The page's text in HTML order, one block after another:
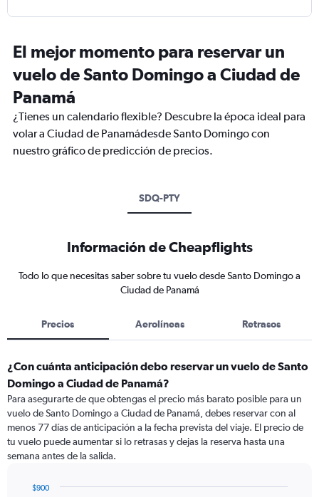
El mejor momento para reservar un
vuelo de Santo Domingo a Ciudad de
Panamá
¿Tienes un calendario flexible? Descubre la época ideal para
volar a Ciudad de Panamádesde Santo Domingo con
nuestro gráfico de predicción de precios.
SDQ-PTY
Información de Cheapflights
Todo lo que necesitas saber sobre tu vuelo desde Santo Domingo a
Ciudad de Panamá
Precios Aerolíneas Retrasos
¿Con cuánta anticipación debo reservar un vuelo de Santo
Domingo a Ciudad de Panamá?
Para asegurarte de que obtengas el precio más barato posible para un
vuelo de Santo Domingo a Ciudad de Panamá, debes reservar con al
menos 77 días de anticipación a la fecha prevista del viaje. El precio de
tu vuelo puede aumentar si lo retrasas y dejas la reserva hasta una
semana antes de la salida.
$900